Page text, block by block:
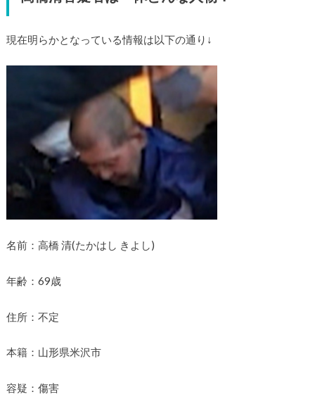
現在明らかとなっている情報は以下の通り↓
名前：高橋 清(たかはし きよし)
年齢：69歳
住所：不定
本籍：山形県米沢市
容疑：傷害